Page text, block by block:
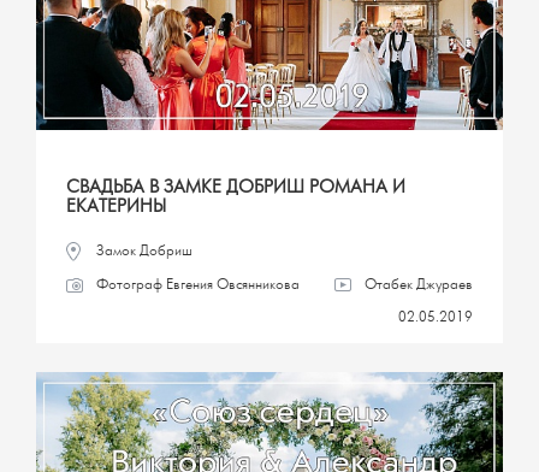
СВАДЬБА В ЗАМКЕ ДОБРИШ РОМАНА И
ЕКАТЕРИНЫ
Замок Добриш
Фотограф Евгения Овсянникова Отабек Джураев
02.05.2019